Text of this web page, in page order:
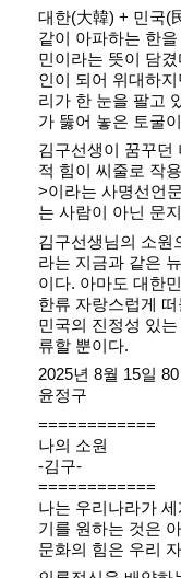
대한(大韓) + 민국(
같이 아파하는 한
민이라는 뜻이 담
인이 되어 위대하
리가 한 눈을 팔고
가 뚫어 놓은 토굴
김구선생이 꿈꾸던
적 힘이 씨줄로 작
>이라는 사명선언
는 사람이 아닌 문
김구선생님의 소원
라는 지금과 같은
이다. 아마도 대한
한류 자랑스럽게
민국의 진정성 있
류할 뿐이다.
2025년 8월 15일
윤정구
============
나의 소원
-김구-
============
나는 우리나라가
기를 원하는 것은
문화의 힘은 우리